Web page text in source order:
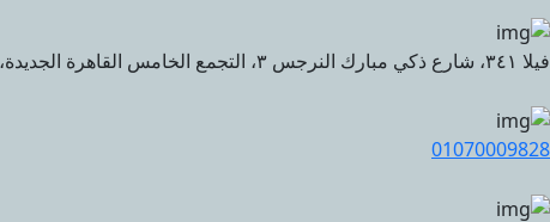
فيلا ٣٤١، شارع ذكي مبارك النرجس ٣، التجمع الخامس القاهرة الجديدة، مصر
01070009828